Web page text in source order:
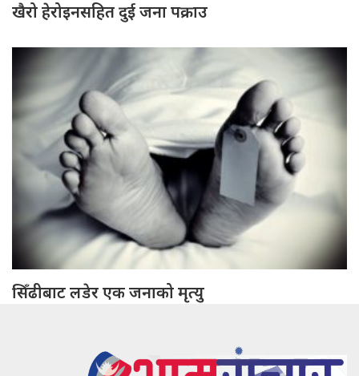
खैरो हेरोइनसहित दुई जना पक्राउ
सिँढीबाट लडेर एक जनाको मृत्यु